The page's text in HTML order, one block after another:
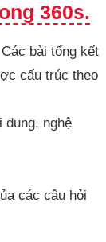
360s.
bài tổng kết
cấu trúc theo
dung, nghệ
các câu hỏi